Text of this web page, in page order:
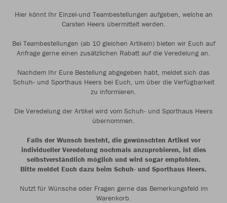
Hier könnt Ihr Einzel-und Teambestellungen aufgeben, welche an
Carsten Heers übermittelt werden.
Bei Teambestellungen (ab 10 gleichen Artikeln) bieten wir Euch auf
Anfrage gerne einen zusätzlichen Rabatt auf die Veredelung an.
Nachdem Ihr Eure Bestellung abgegeben habt, meldet sich das
Schuh- und Sporthaus Heers bei Euch, um über die Verfügbarkeit
zu informieren.
Die Veredelung der Artikel wird vom Schuh- und Sporthaus Heers
übernommen.
Falls der Wunsch besteht, die gewünschten Artikel vor
individueller Veredelung nochmals anzuprobieren, ist dies
selbstverständlich möglich und wird sogar empfohlen.
Bitte meldet Euch dazu beim Schuh- und Sporthaus Heers.
Nutzt für Wünsche oder Fragen gerne das Bemerkungsfeld im
Warenkorb.